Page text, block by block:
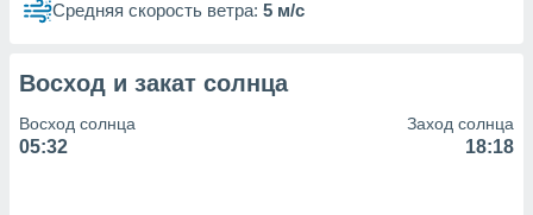
Средняя скорость ветра: 5 м/с
Восход и закат солнца
Восход солнца
05:32
Заход солнца
18:18